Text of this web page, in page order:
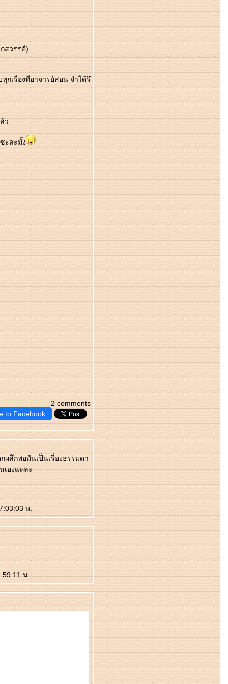
สวรรค์)
กเรื่องที่อาจารย์สอน จำได้รึ
ว
ะละมั๊ง
2 comments
to Facebook
ลึกพอมันเป็นเรื่องธรรมดา
เองแหละ
น.
น.